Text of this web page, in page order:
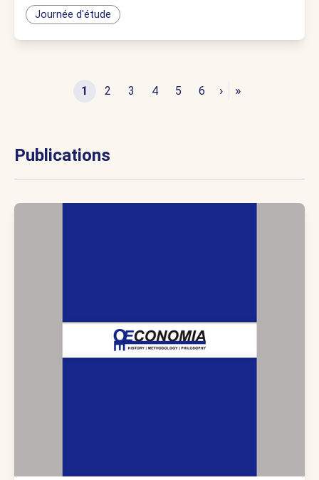
Journée d'étude
1 2 3 4 5 6 › »
Publications